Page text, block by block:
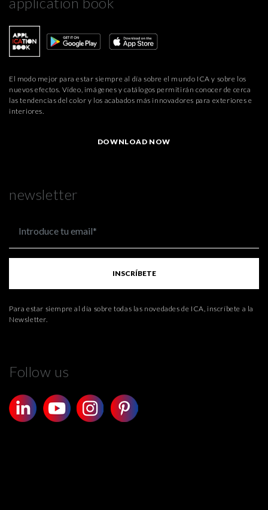
El modo mejor para estar siempre al día sobre el mundo ICA y sobre los
nuevos efectos. Vídeo, imágenes y catálogos permitirán conocer de cerca
las tendencias del color y los acabados más innovadores para exteriores e
interiores.
DOWNLOAD NOW
newsletter
INSCRÍBETE
Para estar siempre al día sobre todas las novedades de ICA, inscríbete a la
Newsletter.
Follow us